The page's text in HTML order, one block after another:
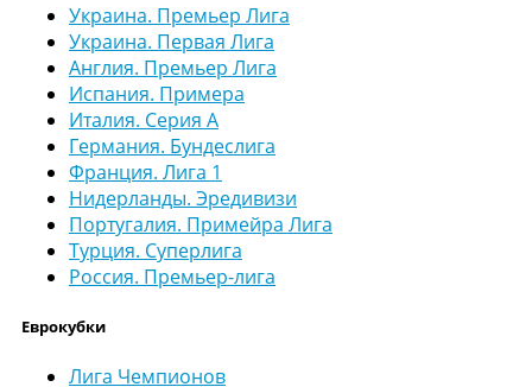
Украина. Премьер Лига
Украина. Первая Лига
Англия. Премьер Лига
Испания. Примера
Италия. Серия А
Германия. Бундеслига
Франция. Лига 1
Нидерланды. Эредивизи
Португалия. Примейра Лига
Турция. Суперлига
Россия. Премьер-лига
Еврокубки
Лига Чемпионов